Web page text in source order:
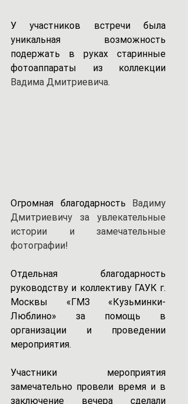
У участников встречи была
уникальная возможность
подержать в руках старинные
Вадима Дмитриевича.
Огромная  благодарность Вадиму
Дмитриевичу за увлекательные
истории и замечательные
фотографии!
Отдельная благодарность
руководству и коллективу ГАУК г.
Москвы «ГМЗ «Кузьминки-
Люблино» за помощь в
организации и проведении
мероприятия.
Участники мероприятия
замечательно провели время и в
заключение вечера сделали